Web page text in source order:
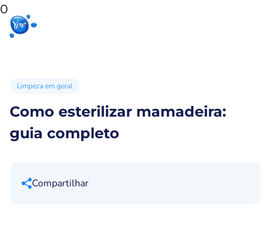
0
Limpeza em geral
Como esterilizar mamadeira:
guia completo
Compartilhar